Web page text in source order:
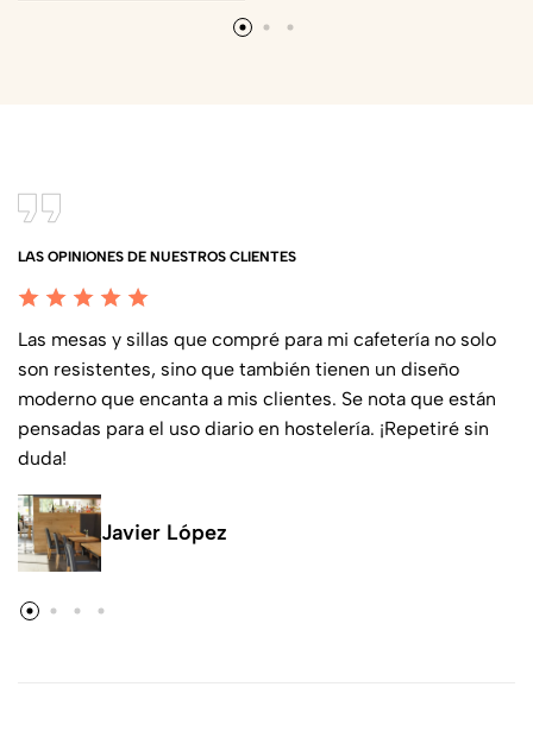
LAS OPINIONES DE NUESTROS CLIENTES
Las mesas y sillas que compré para mi cafetería no solo
son resistentes, sino que también tienen un diseño
moderno que encanta a mis clientes. Se nota que están
pensadas para el uso diario en hostelería. ¡Repetiré sin
duda!
Javier López